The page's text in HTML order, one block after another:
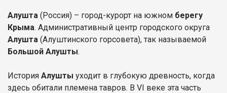
Алушта (Россия) – город-курорт на южном берегу
Крыма. Административный центр городского округа
Алушта (Алуштинского горсовета), так называемой
Большой Алушты.
История Алушты уходит в глубокую древность, когда
здесь обитали племена тавров. В VI веке эта часть